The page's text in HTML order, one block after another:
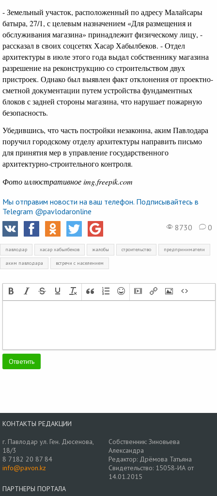
- Земельный участок, расположенный по адресу Малайсары
батыра, 27/1, с целевым назначением «Для размещения и
обслуживания магазина» принадлежит физическому лицу, -
рассказал в своих соцсетях Хасар Хабылбеков. - Отдел
архитектуры в июле этого года выдал собственнику магазина
разрешение на реконструкцию со строительством двух
пристроек. Однако был выявлен факт отклонения от проектно-
сметной документации путем устройства фундаментных
блоков с задней стороны магазина, что нарушает пожарную
безопасность.
Убедившись, что часть постройки незаконна, аким Павлодара
поручил городскому отделу архитектуры направить письмо
для принятия мер в управление государственного
архитектурно-строительного контроля.
Фото иллюстративное img.freepik.com
Мы отправим новости на ваш телефон. Подписывайтесь в
Telegram @pavlodaronline
8730
0
павлодар хасар хабылбеков жалобы строительство предприниматели
аким павлодара встречи с населением
КОНТАКТЫ РЕДАКЦИИ
г. Павлодар ул. Ген. Дюсенова,
18/3
8 7182 20 87 84
info@pavon.kz
Собственник: Зиновьева
Александра
Редактор: Дрёмова Татьяна
Свидетельство: 15058-ИА от
14.01.2015
ПАРТНЕРЫ ПОРТАЛА